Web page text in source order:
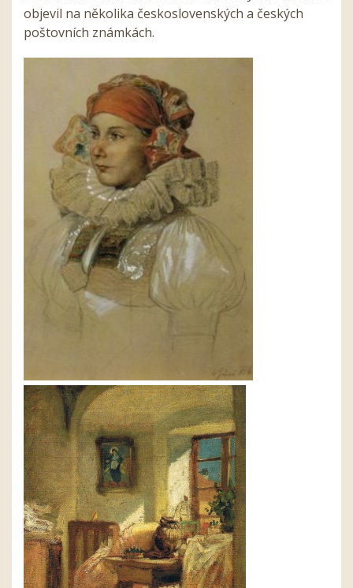
objevil na několika československých a českých
poštovních známkách.